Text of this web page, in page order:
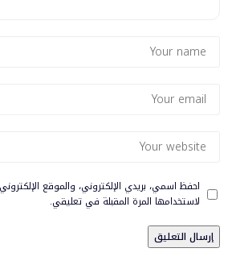
احفظ اسمي، بريدي الإلكتروني، والموقع
لاستخدامها المرة المقبلة في تعليقي.